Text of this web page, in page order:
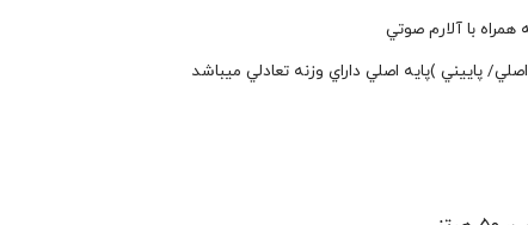
با آلارم صوتي
پاييني )پايه اصلي داراي وزنه تعادلي ميباشد